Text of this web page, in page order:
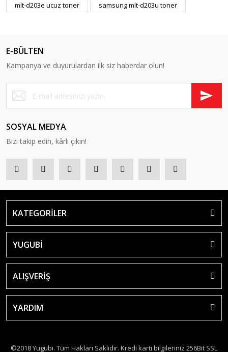
mlt-d203e ucuz toner
samsung mlt-d203u toner
E-BÜLTEN
Kampanya ve duyurulardan ilk siz haberdar olun!
SOSYAL MEDYA
Bizi takip edin, kârlı çıkın!
KATEGORİLER
YUGUBİ
ALIŞVERİŞ
YARDIM
©2018 Yugubi. Tüm Hakları Saklıdır. Kredi kartı bilgileriniz 256Bit SSL